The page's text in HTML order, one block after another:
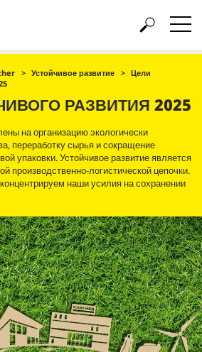
Устойчивое развитие
Цели
РАЗВИТИЯ 2025
на организацию экологически
переработку сырья и сокращение
упаковки. Устойчивое развитие является
производственно-логистической цепочки.
наши усилия на сохранении